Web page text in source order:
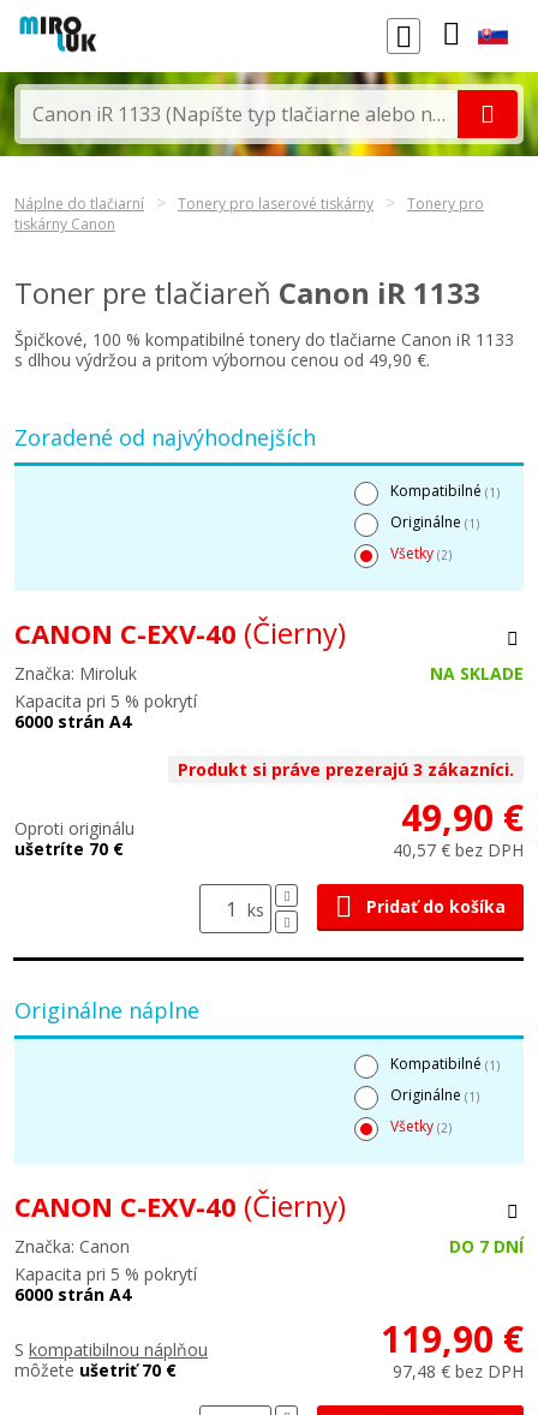
Náplne do tlačiarní Tonery pro laserové tiskárny
Tonery pro
tiskárny Canon
Toner pre tlačiareň Canon iR 1133
Špičkové, 100 % kompatibilné tonery do tlačiarne Canon iR 1133
s dlhou výdržou a pritom výbornou cenou od 49,90 €.
Zoradené od najvýhodnejších
Kompatibilné (1)
Originálne (1)
Všetky (2)
CANON C-EXV-40 (Čierny)
Značka: Miroluk
NA SKLADE
Kapacita pri 5 % pokrytí
6000 strán A4
Produkt si práve prezerajú 3 zákazníci.
Oproti originálu
ušetríte 70 €
49,90 €
40,57 € bez DPH
ks Pridať do košíka
Originálne náplne
Kompatibilné (1)
Originálne (1)
Všetky (2)
CANON C-EXV-40 (Čierny)
Značka: Canon
DO 7 DNÍ
Kapacita pri 5 % pokrytí
6000 strán A4
S kompatibilnou náplňou
môžete ušetriť 70 €
119,90 €
97,48 € bez DPH